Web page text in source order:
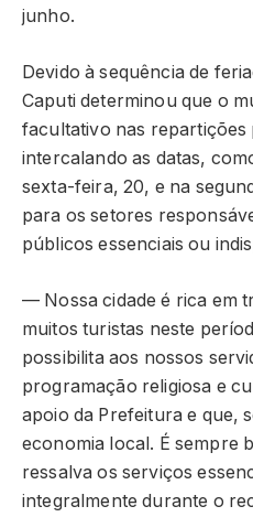
junho.
Devido à sequência de
Caputi determinou que o
facultativo nas repartições
intercalando as datas,
sexta-feira, 20, e na
para os setores
públicos essenciais ou
— Nossa cidade é rica em
muitos turistas neste
possibilita aos nossos
programação religiosa e
apoio da Prefeitura e que,
economia local. É sempre
ressalva os serviços
integralmente durante o